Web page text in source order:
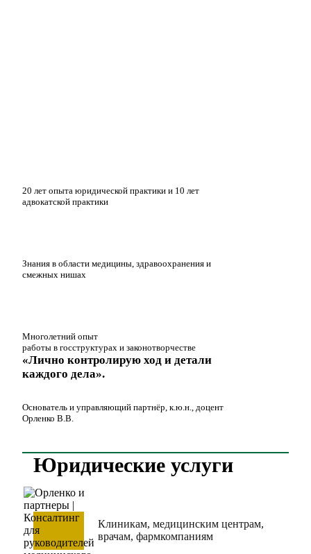
20 лет опыта юридической практики и 10 лет
адвокатской практики
Знания в области медицины, здравоохранения и
смежных нишах
Многолетний опыт
работы в госструктурах и законотворчестве
«Лично контролирую ход и детали
каждого дела».
Основатель и управляющий партнёр, к.ю.н., доцент
Орленко В.В.
Юридические услуги
Клиникам, медицинским центрам,
врачам, фармкомпаниям